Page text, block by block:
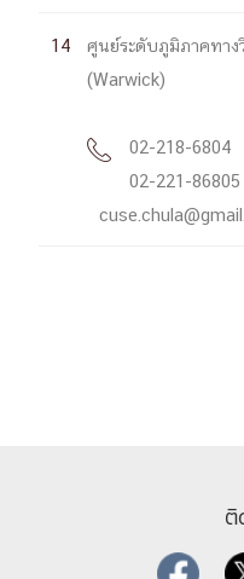
14 ศูนย์ระดับภูมิภาคทา
(Warwick)

02-218-6804
02-221-86805
ติ